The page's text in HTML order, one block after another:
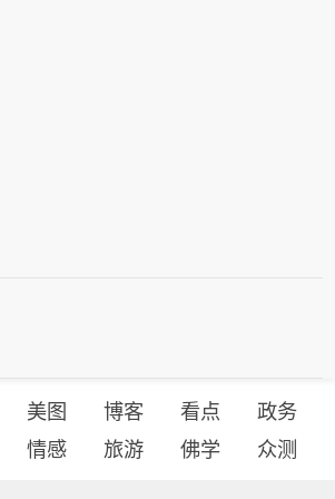
美图 博客 看点
政务
情感 旅游 佛学 众测